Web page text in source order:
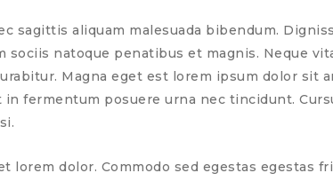
sagittis aliquam malesuada bibendum.
sociis natoque penatibus et magnis. Neque
Magna eget est lorem ipsum dolor sit
in fermentum posuere urna nec tincidunt.
lorem dolor. Commodo sed egestas